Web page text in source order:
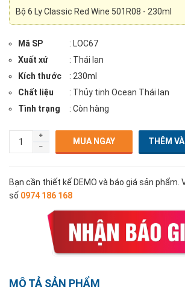
Bộ 6 Ly Classic Red Wine 501R08 - 230ml
Mã SP
: LOC67
Xuất xứ
: Thái lan
Kích thước
: 230ml
Chất liệu
: Thủy tinh Ocean Thái lan
Tình trạng
: Còn hàng
MUA NGAY
Bạn cần thiết kế DEMO và báo giá sản phẩm.
số 0974 186 168
MÔ TẢ SẢN PHẨM